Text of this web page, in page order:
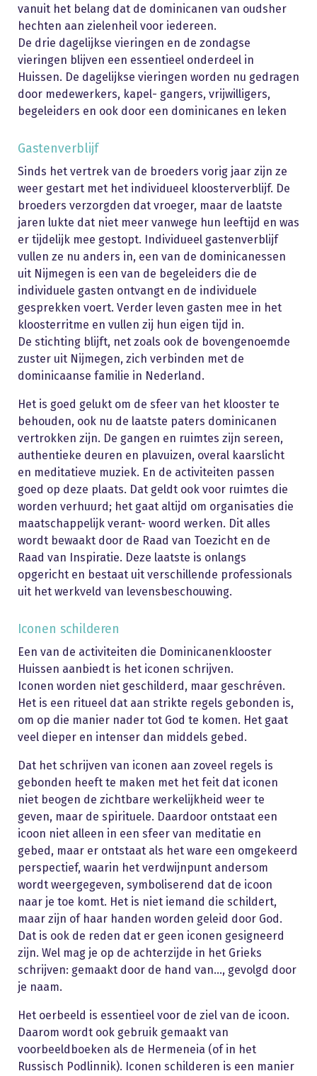
vanuit het belang dat de dominicanen van oudsher
hechten aan zielenheil voor iedereen.
De drie dagelijkse vieringen en de zondagse
vieringen blijven een essentieel onderdeel in
Huissen. De dagelijkse vieringen worden nu gedragen
door medewerkers, kapel- gangers, vrijwilligers,
begeleiders en ook door een dominicanes en leken
Gastenverblijf
Sinds het vertrek van de broeders vorig jaar zijn ze
weer gestart met het individueel kloosterverblijf. De
broeders verzorgden dat vroeger, maar de laatste
jaren lukte dat niet meer vanwege hun leeftijd en was
er tijdelijk mee gestopt. Individueel gastenverblijf
vullen ze nu anders in, een van de dominicanessen
uit Nijmegen is een van de begeleiders die de
individuele gasten ontvangt en de individuele
gesprekken voert. Verder leven gasten mee in het
kloosterritme en vullen zij hun eigen tijd in.
De stichting blijft, net zoals ook de bovengenoemde
zuster uit Nijmegen, zich verbinden met de
dominicaanse familie in Nederland.
Het is goed gelukt om de sfeer van het klooster te
behouden, ook nu de laatste paters dominicanen
vertrokken zijn. De gangen en ruimtes zijn sereen,
authentieke deuren en plavuizen, overal kaarslicht
en meditatieve muziek. En de activiteiten passen
goed op deze plaats. Dat geldt ook voor ruimtes die
worden verhuurd; het gaat altijd om organisaties die
maatschappelijk verant- woord werken. Dit alles
wordt bewaakt door de Raad van Toezicht en de
Raad van Inspiratie. Deze laatste is onlangs
opgericht en bestaat uit verschillende professionals
uit het werkveld van levensbeschouwing.
Iconen schilderen
Een van de activiteiten die Dominicanenklooster
Huissen aanbiedt is het iconen schrijven.
Iconen worden niet geschilderd, maar geschréven.
Het is een ritueel dat aan strikte regels gebonden is,
om op die manier nader tot God te komen. Het gaat
veel dieper en intenser dan middels gebed.
Dat het schrijven van iconen aan zoveel regels is
gebonden heeft te maken met het feit dat iconen
niet beogen de zichtbare werkelijkheid weer te
geven, maar de spirituele. Daardoor ontstaat een
icoon niet alleen in een sfeer van meditatie en
gebed, maar er ontstaat als het ware een omgekeerd
perspectief, waarin het verdwijnpunt andersom
wordt weergegeven, symboliserend dat de icoon
naar je toe komt. Het is niet iemand die schildert,
maar zijn of haar handen worden geleid door God.
Dat is ook de reden dat er geen iconen gesigneerd
zijn. Wel mag je op de achterzijde in het Grieks
schrijven: gemaakt door de hand van…, gevolgd door
je naam.
Het oerbeeld is essentieel voor de ziel van de icoon.
Daarom wordt ook gebruik gemaakt van
voorbeeldboeken als de Hermeneia (of in het
Russisch Podlinnik). Iconen schilderen is een manier